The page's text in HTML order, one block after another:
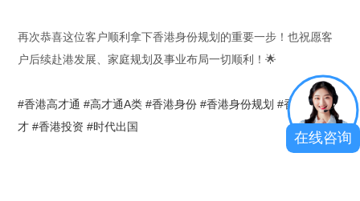
再次恭喜这位客户顺利拿下香港身份规划的重要一步！也祝愿客
户后续赴港发展、家庭规划及事业布局一切顺利！🌟
#香港高才通 #高才通A类 #香港身份 #香港身份规划 #香港优才高
才 #香港投资 #时代出国
在线咨询